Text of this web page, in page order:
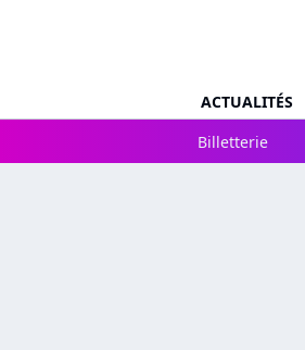
ACTUALITÉS
Billetterie